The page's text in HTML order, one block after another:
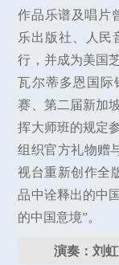
作品乐谱及唱片
乐出版社、人民
行，并成为美国
瓦尔蒂多恩国际
赛、第二届新加
挥大师班的规定
组织官方礼物赠
视台重新创作全
品中诠释出的中
的中国意境”。
演奏：刘虹